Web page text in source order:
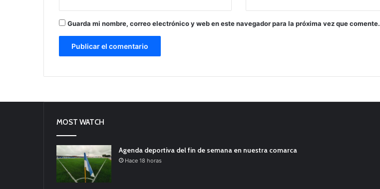
Guarda mi nombre, correo electrónico y web en este navegador para la próxima vez que comente.
MOST WATCH
Agenda deportiva del fin de semana en nuestra comarca
Hace 18 horas